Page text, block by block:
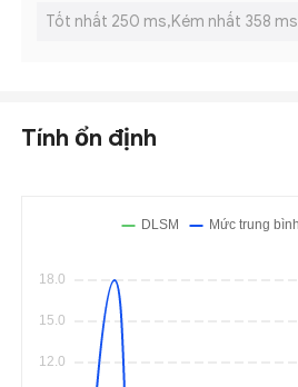
Tốt nhất 250 ms,Kém nhất 358 ms
Tính ổn định